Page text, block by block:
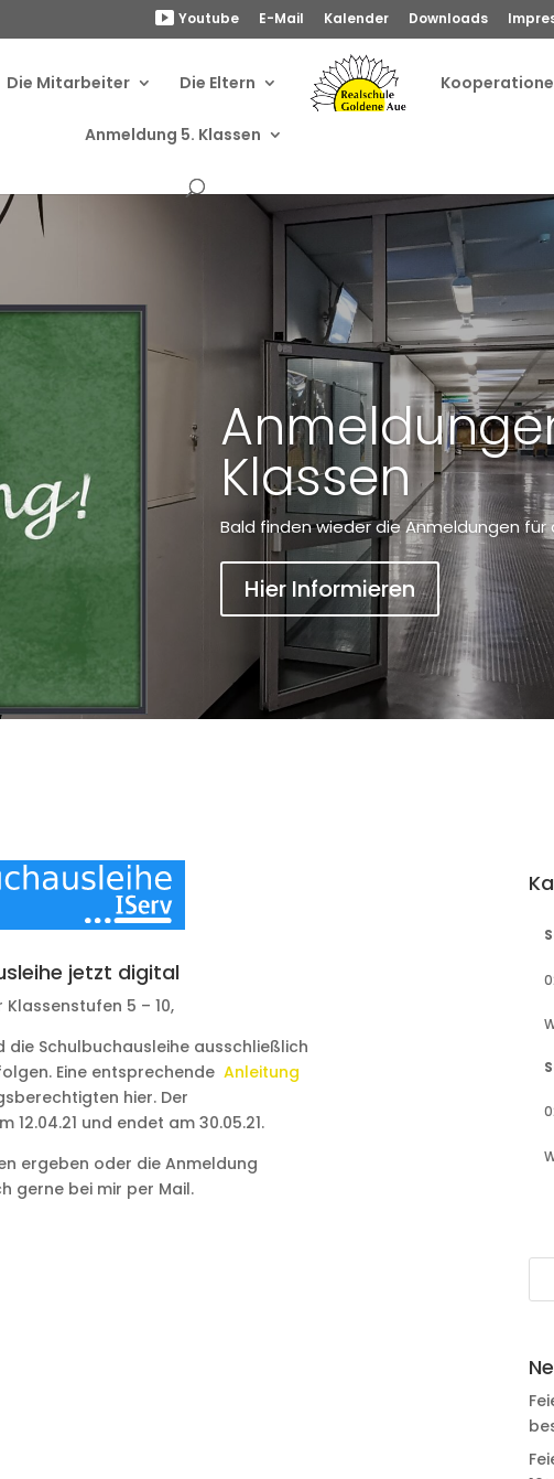
Youtube E-Mail Kalender Downloads
Die Mitarbeiter Die Eltern
Anmeldung 5. Klassen
Klassen
Bald finden wieder die Anmeldungen
Hier Informieren
jetzt digital
5 – 10,
die Schulbuchausleihe ausschließlich
Eine entsprechende Anleitung
hier. Der
und endet am 30.05.21.
ergeben oder die Anmeldung
gerne bei mir per Mail.